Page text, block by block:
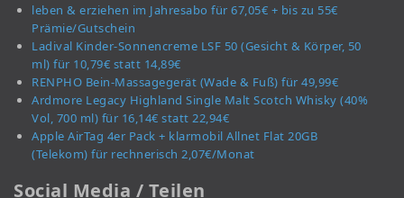
leben & erziehen im Jahresabo für 67,05€ + bis zu 55€
Prämie/Gutschein
Ladival Kinder-Sonnencreme LSF 50 (Gesicht & Körper, 50
ml) für 10,79€ statt 14,89€
RENPHO Bein-Massagegerät (Wade & Fuß) für 49,99€
Ardmore Legacy Highland Single Malt Scotch Whisky (40%
Vol, 700 ml) für 16,14€ statt 22,94€
Apple AirTag 4er Pack + klarmobil Allnet Flat 20GB
(Telekom) für rechnerisch 2,07€/Monat
Social Media / Teilen